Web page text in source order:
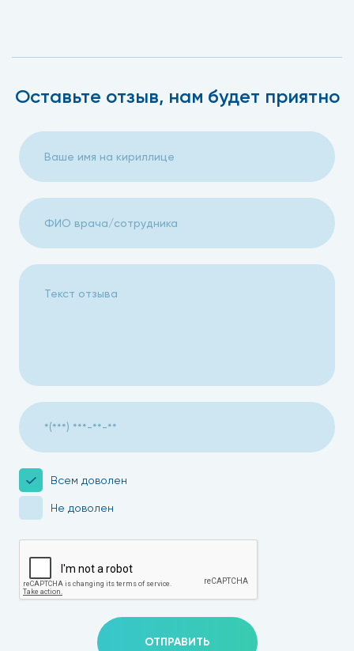
Оставьте отзыв, нам будет приятно
Всем доволен
Не доволен
ОТПРАВИТЬ